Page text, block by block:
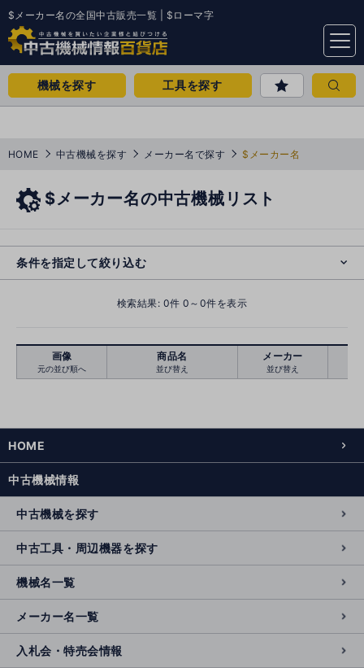
$メーカー名の全国中古販売一覧 | $ローマ字
menu
機械を探す 工具を探す
HOME 中古機械を探す メーカー名で探す $メーカー名
$メーカー名の中古機械リスト
条件を指定して絞り込む
検索結果: 0件 0～0件を表示
画像
元の並び順へ
商品名
並び替え
メーカー
並び替え
HOME
中古機械情報
中古機械を探す
中古工具・周辺機器を探す
機械名一覧
メーカー名一覧
入札会・特売会情報